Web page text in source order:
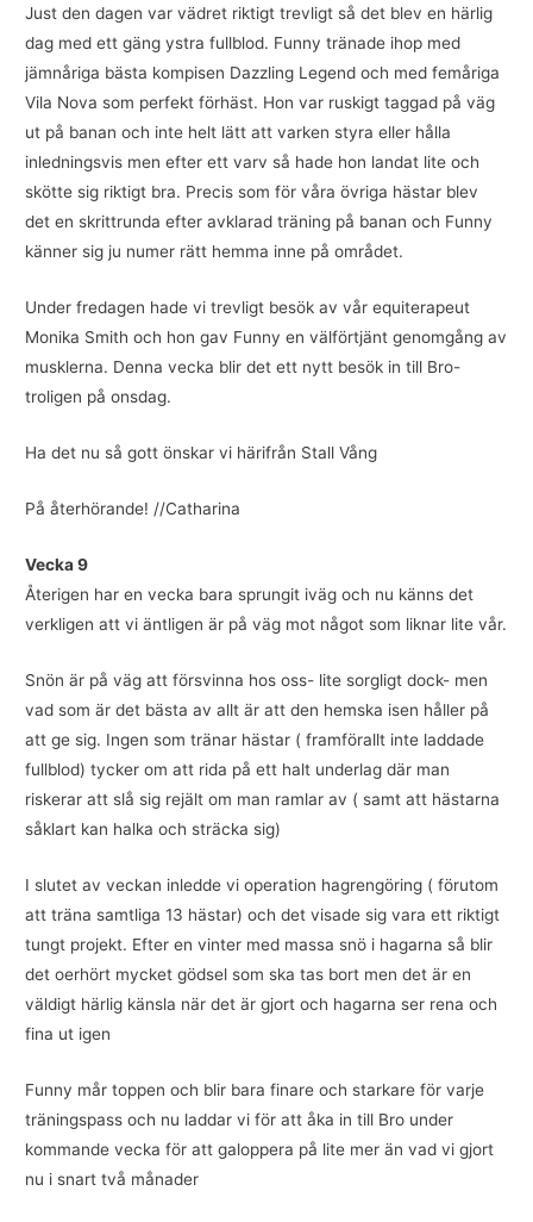
Just den dagen var vädret riktigt trevligt så det blev en härlig
dag med ett gäng ystra fullblod. Funny tränade ihop med
jämnåriga bästa kompisen Dazzling Legend och med femåriga
Vila Nova som perfekt förhäst. Hon var ruskigt taggad på väg
ut på banan och inte helt lätt att varken styra eller hålla
inledningsvis men efter ett varv så hade hon landat lite och
skötte sig riktigt bra. Precis som för våra övriga hästar blev
det en skrittrunda efter avklarad träning på banan och Funny
känner sig ju numer rätt hemma inne på området.
Under fredagen hade vi trevligt besök av vår equiterapeut
Monika Smith och hon gav Funny en välförtjänt genomgång av
musklerna. Denna vecka blir det ett nytt besök in till Bro-
troligen på onsdag.
Ha det nu så gott önskar vi härifrån Stall Vång
På återhörande! //Catharina
Vecka 9
Återigen har en vecka bara sprungit iväg och nu känns det
verkligen att vi äntligen är på väg mot något som liknar lite vår.
Snön är på väg att försvinna hos oss- lite sorgligt dock- men
vad som är det bästa av allt är att den hemska isen håller på
att ge sig. Ingen som tränar hästar ( framförallt inte laddade
fullblod) tycker om att rida på ett halt underlag där man
riskerar att slå sig rejält om man ramlar av ( samt att hästarna
såklart kan halka och sträcka sig)
I slutet av veckan inledde vi operation hagrengöring ( förutom
att träna samtliga 13 hästar) och det visade sig vara ett riktigt
tungt projekt. Efter en vinter med massa snö i hagarna så blir
det oerhört mycket gödsel som ska tas bort men det är en
väldigt härlig känsla när det är gjort och hagarna ser rena och
fina ut igen
Funny mår toppen och blir bara finare och starkare för varje
träningspass och nu laddar vi för att åka in till Bro under
kommande vecka för att galoppera på lite mer än vad vi gjort
nu i snart två månader